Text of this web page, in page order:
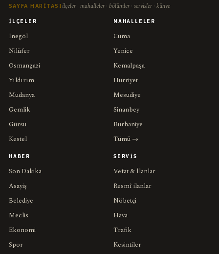
SAYFA HARITASI ilçeler · mahalleler · bölümler · servisler · künye
İLÇELER
İnegöl
Nilüfer
Osmangazi
Yıldırım
Mudanya
Gemlik
Gürsu
Kestel
MAHALLELER
Cuma
Yenice
Kemalpaşa
Hürriyet
Mesudiye
Sinanbey
Burhaniye
Tümü →
HABER
Son Dakika
Asayiş
Belediye
Meclis
Ekonomi
Spor
SERVIS
Vefat & İlanlar
Resmî ilanlar
Nöbetçi
Hava
Trafik
Kesintiler